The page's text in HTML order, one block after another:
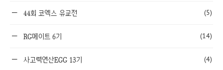
44회 코엑스 유교전 (5)
RG메이트 6기 (14)
사고력연산EGG 13기 (4)